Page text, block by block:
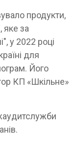
продукти,
яке за
у 2022 році
для
Його
КП «Шкільне»